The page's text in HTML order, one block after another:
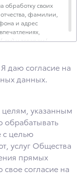
обработку своих
фамилии,
и адрес
ям) и товарам/
телефона
посетителя
для контакта,
изменение),
персональных
данные
является
даю согласие на
данных.
указанным
обрабатывать
с целью
услуг Общества
прямых
согласие на